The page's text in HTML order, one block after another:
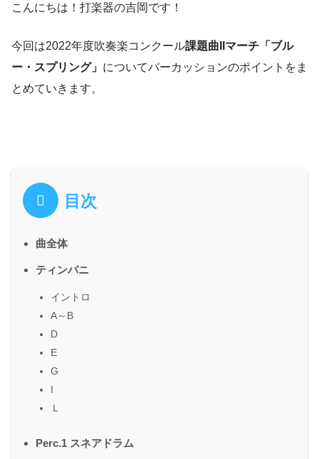
こんにちは！打楽器の吉岡です！
今回は2022年度吹奏楽コンクール課題曲IIマーチ「ブル
ー・スプリング」 についてパーカッションのポイントをま
とめていきます。
目次
曲全体
ティンパニ
イントロ
A～B
D
E
G
I
Ｌ
Perc.1 スネアドラム